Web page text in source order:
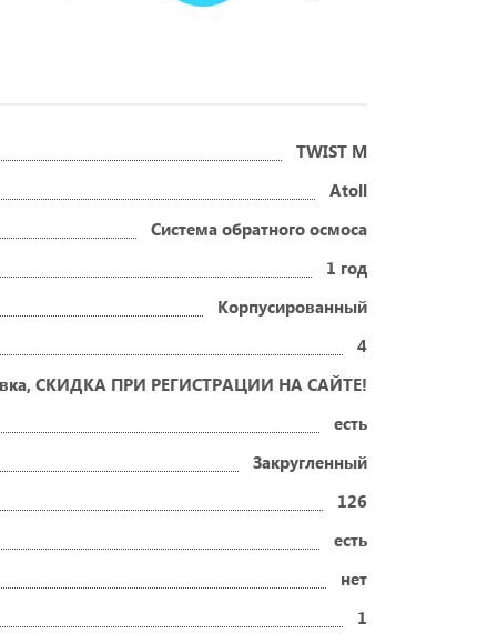
TWIST M
Atoll
Система обратного осмоса
1 год
Корпусированный
4
СКИДКА ПРИ РЕГИСТРАЦИИ НА САЙТЕ!
есть
Закругленный
126
есть
нет
1